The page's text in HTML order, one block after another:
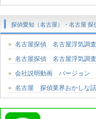
探偵愛知（名古屋）・名古屋 探
名古屋探偵 名古屋浮気調
名古屋探偵 名古屋浮気調
会社説明動画 バージョン
名古屋 探偵業界おかしな